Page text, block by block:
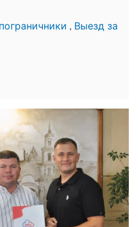
пограничники , Выезд за